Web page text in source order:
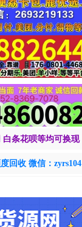
白条花呗等均可换现
回收 微信：zyrs104